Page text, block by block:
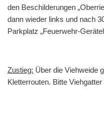
den Beschilderungen
dann wieder links und nach
Parkplatz „Feuerwehr-
Zustieg: Über die Viehweide
Kletterrouten. Bitte